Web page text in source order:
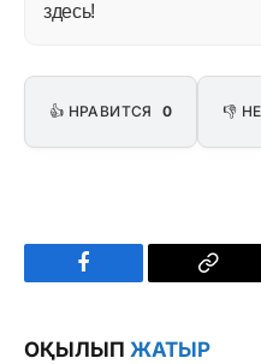
здесь!
👍 НРАВИТСЯ 0 👎
Facebook
Copy
ОҚЫЛЫП ЖАТЫР